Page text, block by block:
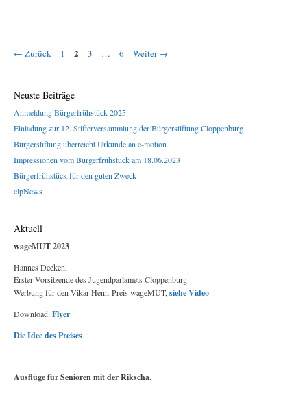
← Zurück Seite
1 Seite
2 Seite
3 … Seite
6 Weiter→
Neuste Beiträge
Anmeldung Bürgerfrühstück 2025
Einladung zur 12. Stifterversammlung der Bürgerstiftung Cloppenburg
Bürgerstiftung überreicht Urkunde an e-motion
Impressionen vom Bürgerfrühstück am 18.06.2023
Bürgerfrühstück für den guten Zweck
clpNews
Aktuell
wageMUT 2023
Hannes Deeken,
Erster Vorsitzende des Jugendparlamets Cloppenburg
Werbung für den Vikar-Henn-Preis wageMUT, siehe Video
Download:Flyer
Die Idee des Preises
Ausflüge für Senioren mit der Rikscha.